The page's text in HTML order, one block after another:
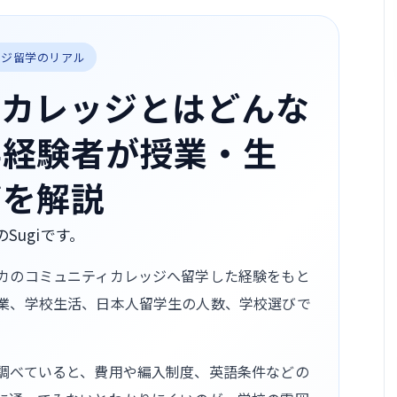
留学のリアル
レッジとはどんな
験者が授業・生
解説
です。
のコミュニティカレッジへ留学した経験をもと
、学校生活、日本人留学生の人数、学校選びで
べていると、費用や編入制度、英語条件などの